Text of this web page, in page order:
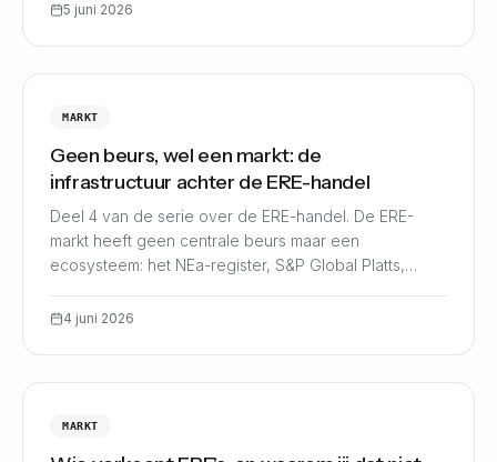
5 juni 2026
MARKT
Geen beurs, wel een markt: de
infrastructuur achter de ERE-handel
Deel 4 van de serie over de ERE-handel. De ERE-
markt heeft geen centrale beurs maar een
ecosysteem: het NEa-register, S&P Global Platts,
4 juni 2026
MARKT